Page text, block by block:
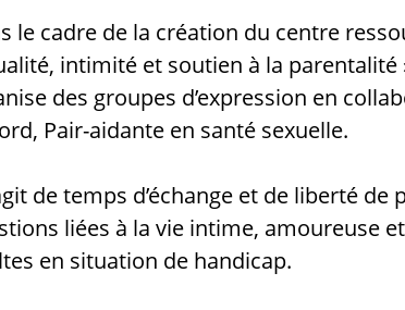
le cadre de la création du centre
intimité et soutien à la parentalité
des groupes d’expression en
Pair-aidante en santé sexuelle.
de temps d’échange et de liberté
liées à la vie intime, amoureuse
en situation de handicap.